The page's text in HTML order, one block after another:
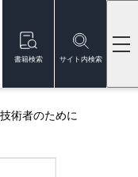
書籍検索 サイト内検索
術者のために